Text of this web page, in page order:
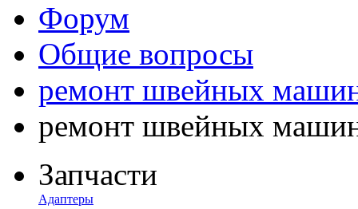
Форум
Общие вопросы
ремонт швейных
ремонт швейных
Запчасти
Адаптеры